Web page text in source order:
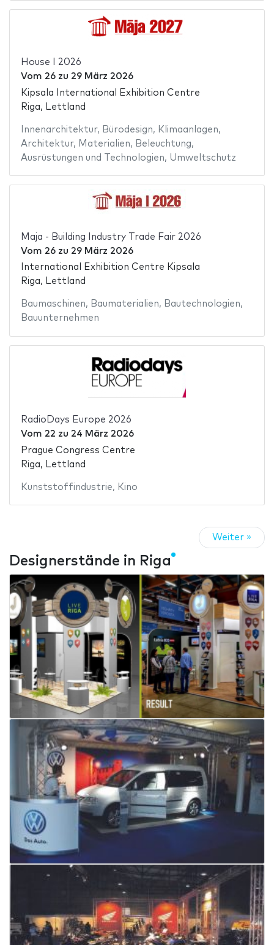
House I 2026
Vom 26zu 29 März 2026
Kipsala International Exhibition Centre
Riga, Lettland
Innenarchitektur, Bürodesign, Klimaanlagen,
Architektur, Materialien, Beleuchtung,
Ausrüstungen und Technologien, Umweltschutz
Maja - Building Industry Trade Fair 2026
Vom 26zu 29 März 2026
International Exhibition Centre Kipsala
Riga, Lettland
Baumaschinen, Baumaterialien, Bautechnologien,
Bauunternehmen
RadioDays Europe 2026
Vom 22 zu 24 März 2026
Prague Congress Centre
Riga, Lettland
Kunststoffindustrie, Kino
Weiter »
Designerstände in Riga